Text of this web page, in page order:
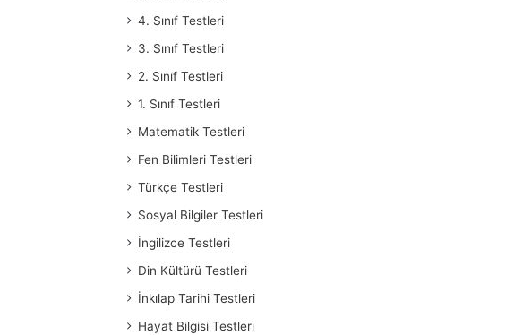
4. Sınıf Testleri
3. Sınıf Testleri
2. Sınıf Testleri
1. Sınıf Testleri
Matematik Testleri
Fen Bilimleri Testleri
Türkçe Testleri
Sosyal Bilgiler Testleri
İngilizce Testleri
Din Kültürü Testleri
İnkılap Tarihi Testleri
Hayat Bilgisi Testleri